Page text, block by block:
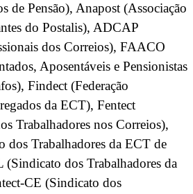
de Pensão), Anapost (Associação
do Postalis), ADCAP
dos Correios), FAACO
Aposentáveis e Pensionistas
Findect (Federação
da ECT), Fentect
Trabalhadores nos Correios),
dos Trabalhadores da ECT de
dos Trabalhadores da
CE (Sindicato dos